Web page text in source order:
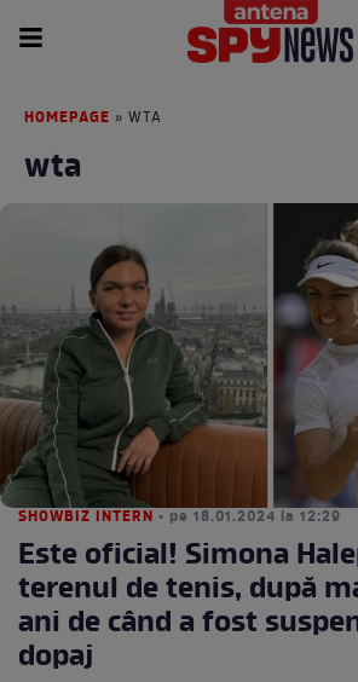
HOMEPAGE » WTA
wta
SHOWBIZ INTERN • pe 18.01.2024 la 12:29
Este oficial! Simona
terenul de tenis, după
ani de când a fost
dopaj